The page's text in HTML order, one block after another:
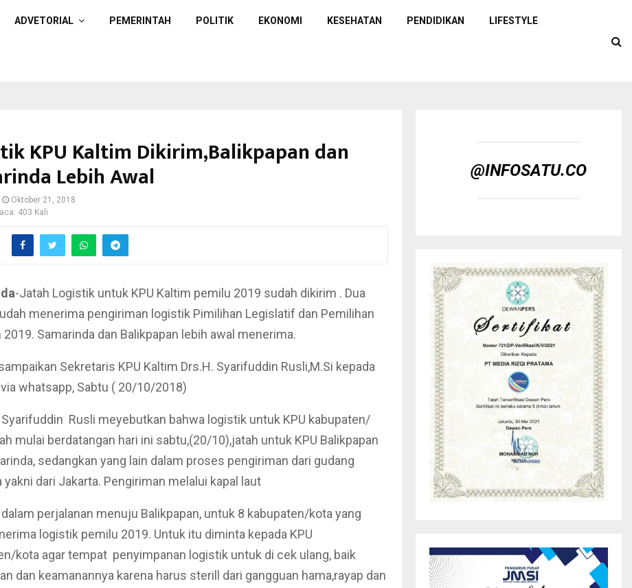
ADVETORIAL PEMERINTAH POLITIK EKONOMI KESEHATAN PENDIDIKAN LIFESTYLE
KPU Kaltim Dikirim,Balikpapan dan
Lebih Awal
Oktober 21, 2018
403 Kali
-Jatah Logistik untuk KPU Kaltim pemilu 2019 sudah dikirim . Dua
menerima pengiriman logistik Pimilihan Legislatif dan Pemilihan
2019. Samarinda dan Balikpapan lebih awal menerima.
Sekretaris KPU Kaltim Drs.H. Syarifuddin Rusli,M.Si kepada
whatsapp, Sabtu ( 20/10/2018)
Rusli meyebutkan bahwa logistik untuk KPU kabupaten/
mulai berdatangan hari ini sabtu,(20/10),jatah untuk KPU Balikpapan
sedangkan yang lain dalam proses pengiriman dari gudang
yakni dari Jakarta. Pengiriman melalui kapal laut
dalam perjalanan menuju Balikpapan, untuk 8 kabupaten/kota yang
logistik pemilu 2019. Untuk itu diminta kepada KPU
kota agar tempat penyimpanan logistik untuk di cek ulang, baik
dan keamanannya karena harus sterill dari gangguan hama,rayap dan
@INFOSATU.CO